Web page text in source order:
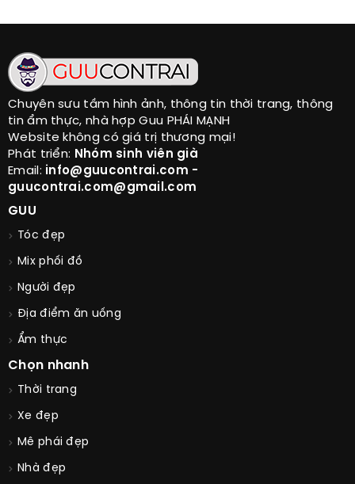
Chuyên sưu tầm hình ảnh, thông tin thời trang, thông
tin ẩm thực, nhà hợp Guu PHÁI MẠNH
Website không có giá trị thương mại!
Phát triển: Nhóm sinh viên già
Email: info@guucontrai.com -
guucontrai.com@gmail.com
GUU
Tóc đẹp
Mix phối đồ
Người đẹp
Địa điểm ăn uống
Ẩm thực
Chọn nhanh
Thời trang
Xe đẹp
Mê phái đẹp
Nhà đẹp